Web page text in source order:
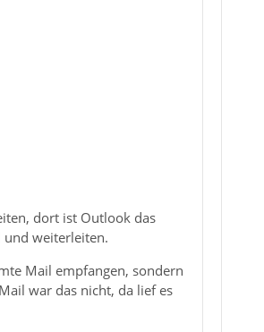
dort ist Outlook das
und weiterleiten.
Mail empfangen, sondern
war das nicht, da lief es